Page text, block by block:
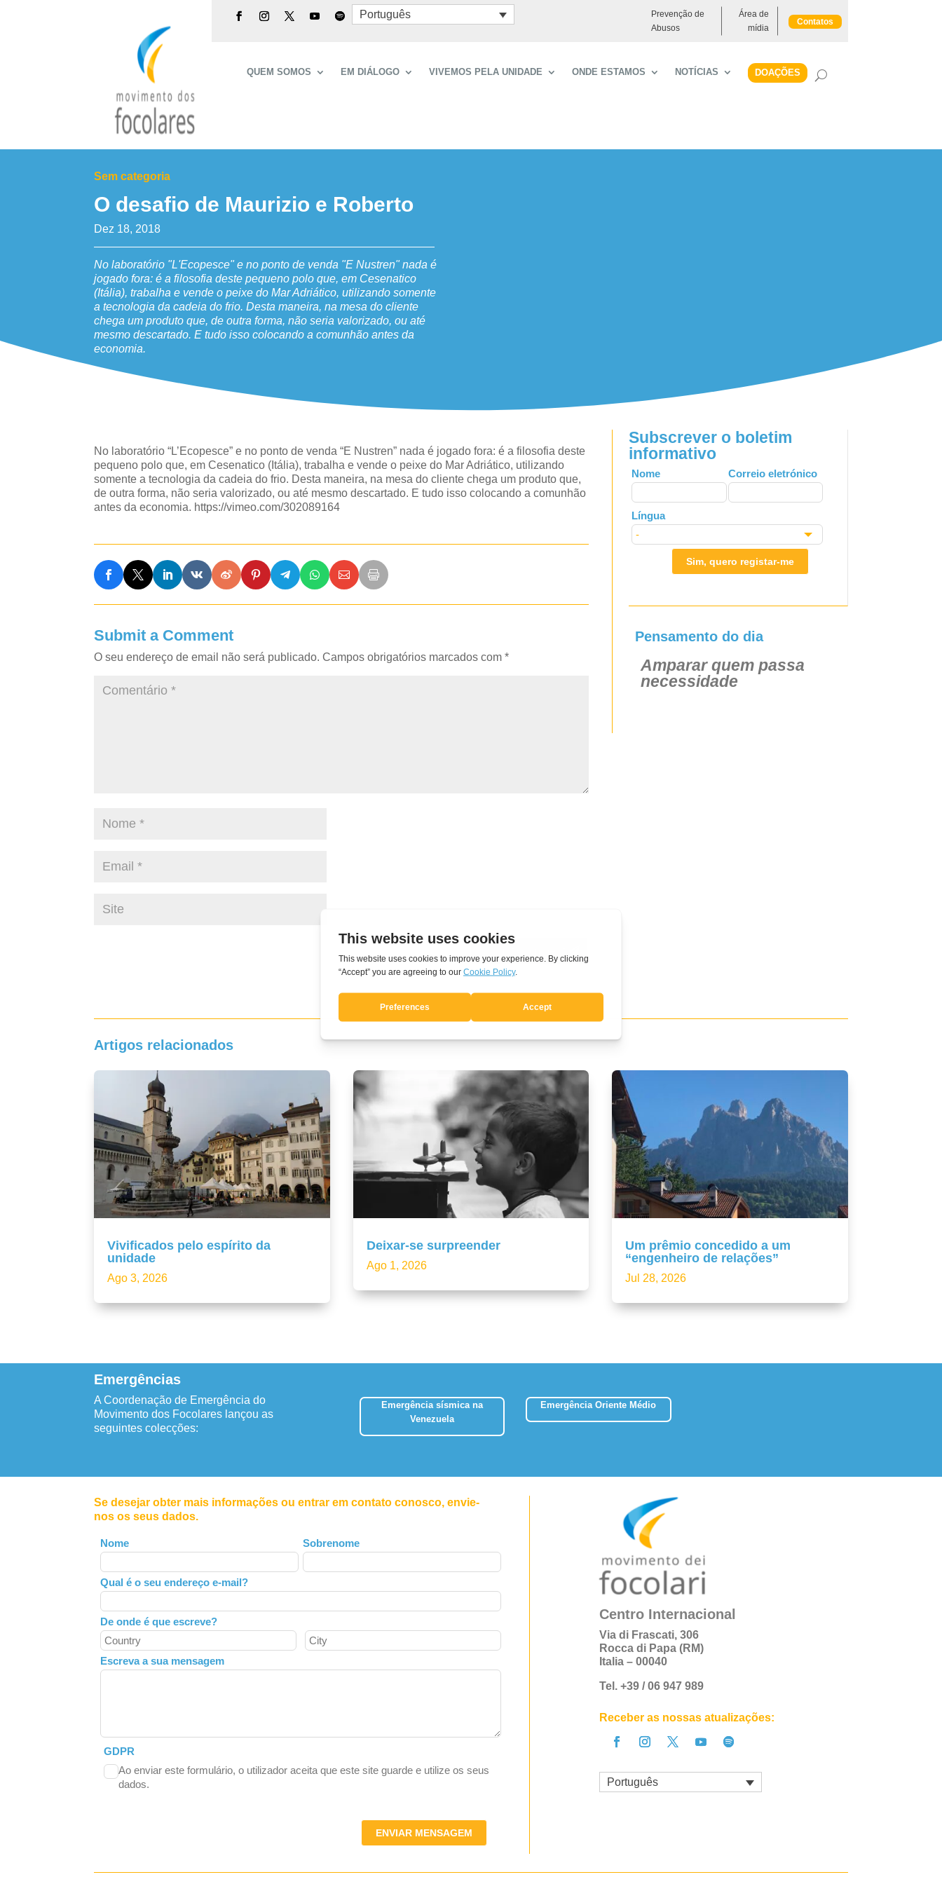
Português
Prevenção de
Abusos
Área de
mídia
Contatos
QUEM SOMOS EM DIÁLOGO VIVEMOS PELA UNIDADE ONDE ESTAMOS NOTÍCIAS DOAÇÕES
Sem categoria
O desafio de Maurizio e Roberto
Dez 18, 2018
No laboratório "L'Ecopesce" e no ponto de venda "E Nustren" nada é
jogado fora: é a filosofia deste pequeno polo que, em Cesenatico
(Itália), trabalha e vende o peixe do Mar Adriático, utilizando somente
a tecnologia da cadeia do frio. Desta maneira, na mesa do cliente
chega um produto que, de outra forma, não seria valorizado, ou até
mesmo descartado. E tudo isso colocando a comunhão antes da
economia.
No laboratório “L’Ecopesce” e no ponto de venda “E Nustren” nada é jogado fora: é a filosofia deste
pequeno polo que, em Cesenatico (Itália), trabalha e vende o peixe do Mar Adriático, utilizando
somente a tecnologia da cadeia do frio. Desta maneira, na mesa do cliente chega um produto que,
de outra forma, não seria valorizado, ou até mesmo descartado. E tudo isso colocando a comunhão
antes da economia. https://vimeo.com/302089164
Submit a Comment
O seu endereço de email não será publicado. Campos obrigatórios marcados com*
Subscrever o boletim
informativo
Leave
this
field
blank
Nome Correio eletrónico
Língua
Sim, quero registar-me
Pensamento do dia
Amparar quem passa
necessidade
Artigos relacionados
Vivificados pelo espírito da
unidade
Ago 3, 2026
Deixar-se surpreender
Ago 1, 2026
Um prêmio concedido a um
“engenheiro de relações”
Jul 28, 2026
Emergências
A Coordenação de Emergência do
Movimento dos Focolares lançou as
seguintes colecções:
Emergência sísmica na
Venezuela
Emergência Oriente Médio
Se desejar obter mais informações ou entrar em contato conosco, envie-
nos os seus dados.
Leave
this
field
blank
Nome Sobrenome
Qual é o seu endereço e-mail?
De onde é que escreve?
Escreva a sua mensagem
GDPR
Ao enviar este formulário, o utilizador aceita que este site guarde e utilize os seus
dados.
ENVIAR MENSAGEM
Centro Internacional
Via di Frascati, 306
Rocca di Papa (RM)
Italia – 00040
Tel. +39 / 06 947 989
Receber as nossas atualizações:
Português